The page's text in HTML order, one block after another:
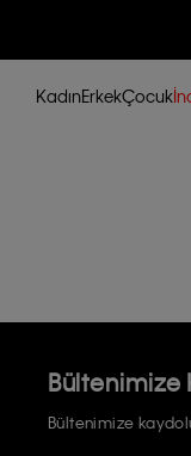
KadınErkekÇocuk
Bültenimize
Bültenimize